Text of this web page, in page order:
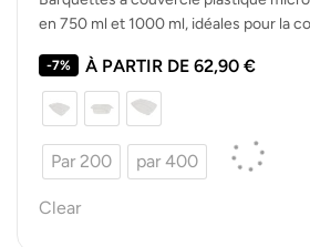
en 750 ml et 1000 ml, idéales pour la
-7% À PARTIR DE 62,90 €
Par 200 par 400
Clear